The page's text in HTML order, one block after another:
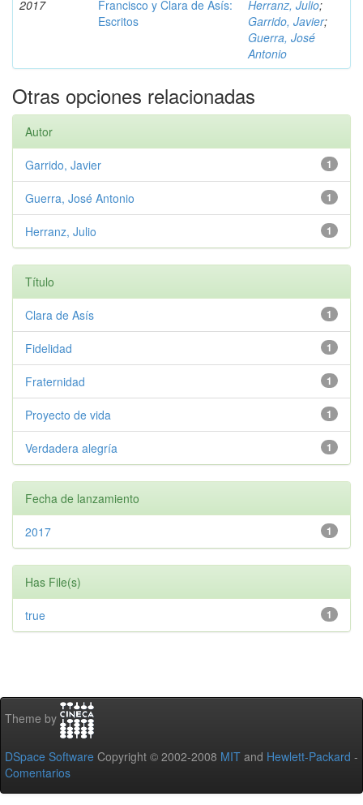
2017
Francisco y Clara de Asís:
Escritos
Herranz, Julio;
Garrido, Javier;
Guerra, José
Antonio
Otras opciones relacionadas
Autor
1
Garrido, Javier
1
Guerra, José Antonio
1
Herranz, Julio
Título
1
Clara de Asís
1
Fidelidad
1
Fraternidad
1
Proyecto de vida
1
Verdadera alegría
Fecha de lanzamiento
1
2017
Has File(s)
1
true
Theme by
DSpace Software Copyright © 2002-2008 MIT and Hewlett-Packard -
Comentarios